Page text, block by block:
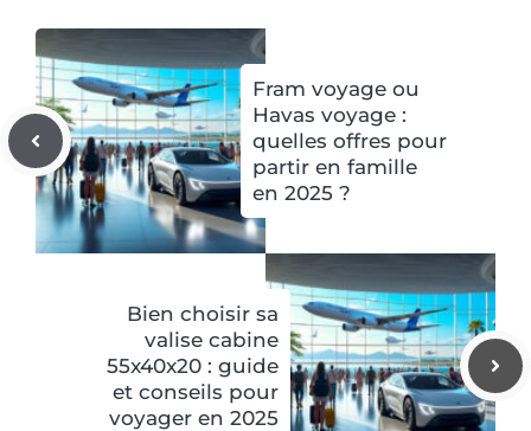
Fram voyage ou
Havas voyage :
quelles offres pour
partir en famille
en 2025 ?
Bien choisir sa
valise cabine
55x40x20 : guide
et conseils pour
voyager en 2025